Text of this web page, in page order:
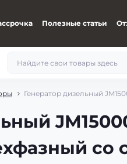
Полезные статьи
Генератор дизельный
со